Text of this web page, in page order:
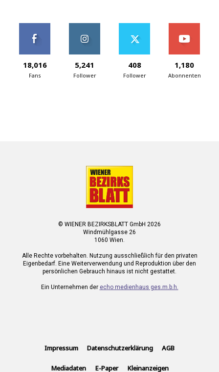
18,016
Fans
5,241
Follower
408
Follower
1,180
Abonnenten
© WIENER BEZIRKSBLATT GmbH 2026
Windmühlgasse 26
1060 Wien.
Alle Rechte vorbehalten. Nutzung ausschließlich für den privaten
Eigenbedarf. Eine Weiterverwendung und Reproduktion über den
persönlichen Gebrauch hinaus ist nicht gestattet.
Ein Unternehmen der echo medienhaus ges.m.b.h.
Impressum Datenschutzerklärung AGB
Mediadaten E-Paper Kleinanzeigen